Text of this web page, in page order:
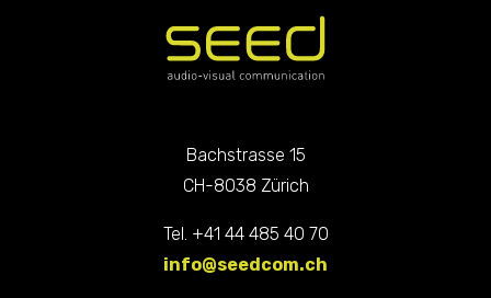
Bachstrasse 15
CH-8038 Zürich
Tel. +41 44 485 40 70
info@seedcom.ch